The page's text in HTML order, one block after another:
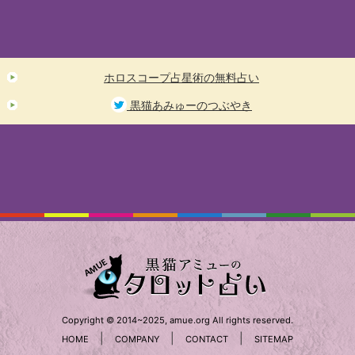
ホロスコープ占星術の無料占い
黒猫あみゅーのつぶやき
Copyright © 2014~2025, amue.org All rights reserved.
HOME
| COMPANY CONTACT SITEMAP